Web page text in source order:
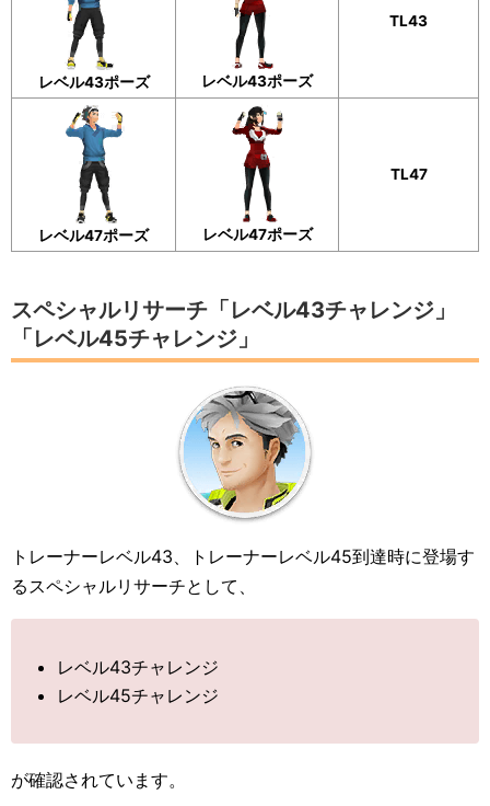
レベル43ポーズ レベル43ポーズ
TL43
レベル47ポーズ レベル47ポーズ
TL47
スペシャルリサーチ「レベル43チャレンジ」
「レベル45チャレンジ」
トレーナーレベル43、トレーナーレベル45到達時に登場す
るスペシャルリサーチとして、
レベル43チャレンジ
レベル45チャレンジ
が確認されています。